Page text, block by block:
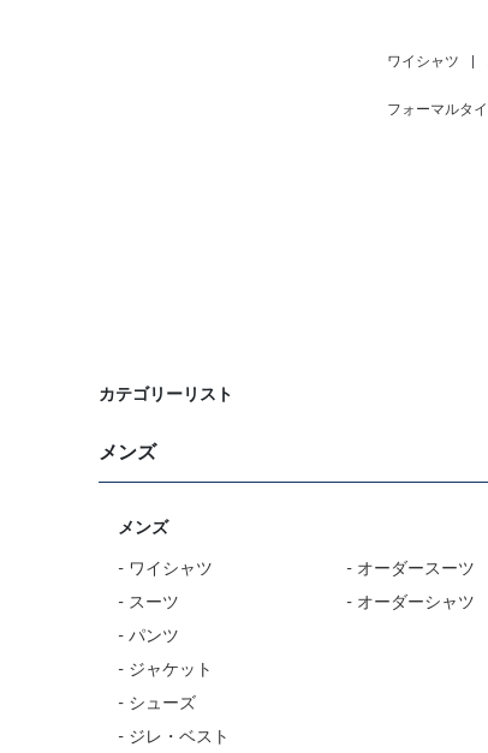
ワイシャツ
フォーマルタイ
カテゴリーリスト
メンズ
メンズ
- ワイシャツ
- スーツ
- パンツ
- ジャケット
- シューズ
- ジレ・ベスト
- オーダースーツ
- オーダーシャツ